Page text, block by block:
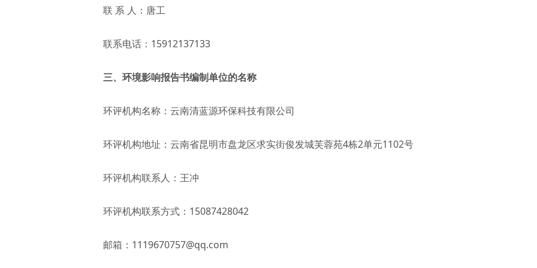
联 系 人：唐工
联系电话：15912137133
三、环境影响报告书编制单位的名称
环评机构名称：云南清蓝源环保科技有限公司
环评机构地址：云南省昆明市盘龙区求实街俊发城芙蓉苑4栋2单元1102号
环评机构联系人：王冲
环评机构联系方式：15087428042
邮箱：1119670757@qq.com